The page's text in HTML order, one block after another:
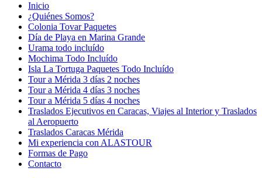
Inicio
¿Quiénes Somos?
Colonia Tovar Paquetes
Día de Playa en Marina Grande
Urama todo incluído
Mochima Todo Incluído
Isla La Tortuga Paquetes Todo Incluído
Tour a Mérida 3 días 2 noches
Tour a Mérida 4 días 3 noches
Tour a Mérida 5 días 4 noches
Traslados Ejecutivos en Caracas, Viajes al Interior y Traslados
al Aeropuerto
Traslados Caracas Mérida
Mi experiencia con ALASTOUR
Formas de Pago
Contacto